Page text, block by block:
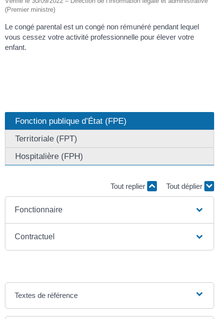
(Premier ministre)
Le congé parental est un congé non rémunéré pendant lequel
vous cessez votre activité professionnelle pour élever votre
enfant.
Fonction publique d’État (FPE)
Territoriale (FPT)
Hospitalière (FPH)
Tout replier Tout déplier
Fonctionnaire
Contractuel
Textes de référence